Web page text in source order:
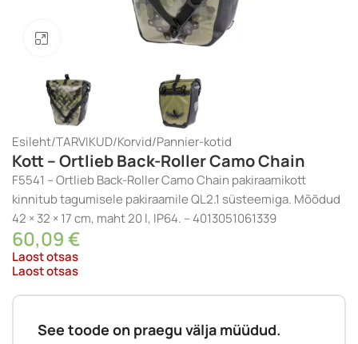
Klõpsake suurendamiseks
Esileht/TARVIKUD/Korvid/Pannier-kotid
Kott – Ortlieb Back-Roller Camo Chain
F5541 – Ortlieb Back-Roller Camo Chain pakiraamikott
kinnitub tagumisele pakiraamile QL2.1 süsteemiga. Mõõdud
42 × 32 × 17 cm, maht 20 l, IP64. – 4013051061339
60,09€
Laost otsas
Laost otsas
See toode on praegu välja müüdud.